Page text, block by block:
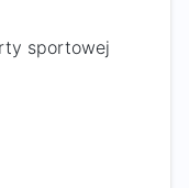
sportowej